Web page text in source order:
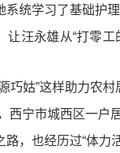
系统学习了基础护
让汪永雄从“打零
巧姑”这样助力农
西宁市城西区一户
，也经历过“体力